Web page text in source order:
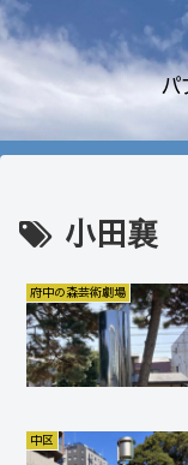
パ
小田襄
府中の森芸術劇場
中区